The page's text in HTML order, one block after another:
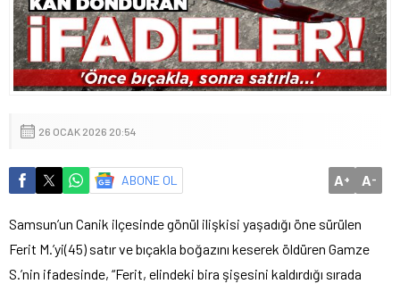
26 OCAK 2026 20:54
ABONE OL A+ A-
Samsun’un Canik ilçesinde gönül ilişkisi yaşadığı öne sürülen
Ferit M.’yi(45) satır ve bıçakla boğazını keserek öldüren Gamze
S.’nin ifadesinde, “Ferit, elindeki bira şişesini kaldırdığı sırada